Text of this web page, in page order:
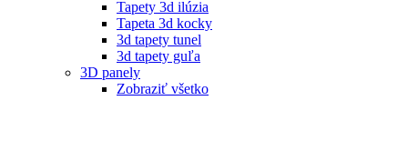
Tapety 3d ilúzia
Tapeta 3d kocky
3d tapety tunel
3d tapety guľa
3D panely
Zobraziť všetko